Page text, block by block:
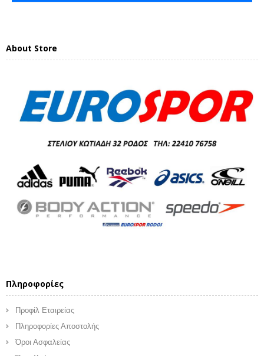
About Store
Πληροφορίες
Προφίλ Εταιρείας
Πληροφορίες Αποστολής
Όροι Ασφαλείας